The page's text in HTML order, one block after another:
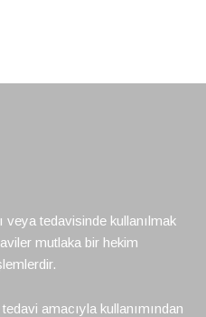
veya tedavisinde kullanılmak
mutlaka bir hekim
amacıyla kullanımından